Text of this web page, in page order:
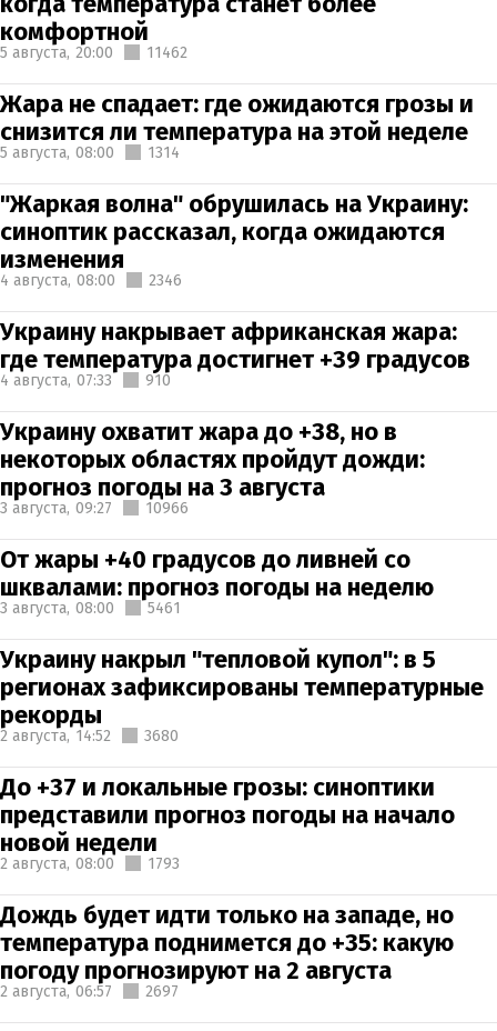
комфортной
5 августа, 20:00 11462
Жара не спадает: где ожидаются грозы и
снизится ли температура на этой неделе
5 августа, 08:00 1314
"Жаркая волна" обрушилась на Украину:
синоптик рассказал, когда ожидаются
изменения
4 августа, 08:00 2346
Украину накрывает африканская жара:
где температура достигнет +39 градусов
4 августа, 07:33 910
Украину охватит жара до +38, но в
некоторых областях пройдут дожди:
прогноз погоды на 3 августа
3 августа, 09:27 10966
От жары +40 градусов до ливней со
шквалами: прогноз погоды на неделю
3 августа, 08:00 5461
Украину накрыл "тепловой купол": в 5
регионах зафиксированы температурные
рекорды
2 августа, 14:52 3680
До +37 и локальные грозы: синоптики
представили прогноз погоды на начало
новой недели
2 августа, 08:00 1793
Дождь будет идти только на западе, но
температура поднимется до +35: какую
погоду прогнозируют на 2 августа
2 августа, 06:57 2697